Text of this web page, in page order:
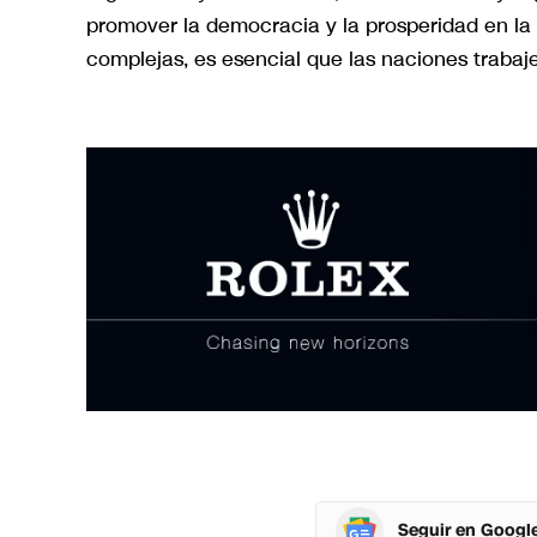
promover la democracia y la prosperidad en
complejas, es esencial que las naciones
Seguir en